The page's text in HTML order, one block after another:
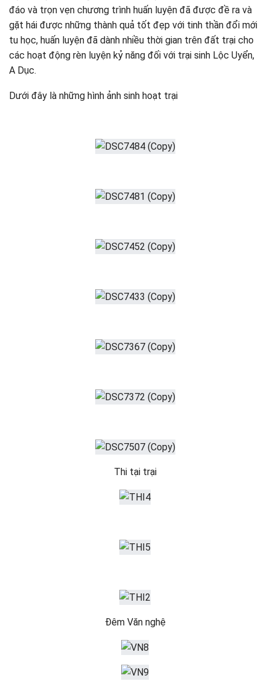
đáo và trọn vẹn chương trình huấn luyện đã được đề ra và
gặt hái được những thành quả tốt đẹp với tinh thần đổi mới
tu học, huấn luyện đã dành nhiều thời gian trên đất trại cho
các hoạt động rèn luyện kỷ năng đối với trại sinh Lộc Uyển,
A Dục.
Dưới đây là những hình ảnh sinh hoạt trại
Thi tại trại
Đêm Văn nghệ